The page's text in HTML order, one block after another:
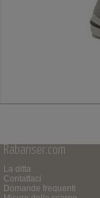
Rabanser.com
La ditta
Contattaci
Domande frequenti